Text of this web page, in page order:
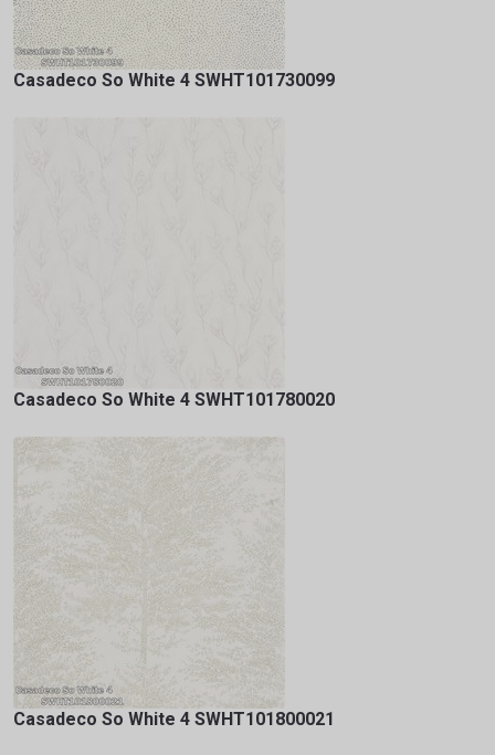
Casadeco So White 4 SWHT101730099
Casadeco So White 4 SWHT101780020
Casadeco So White 4 SWHT101800021